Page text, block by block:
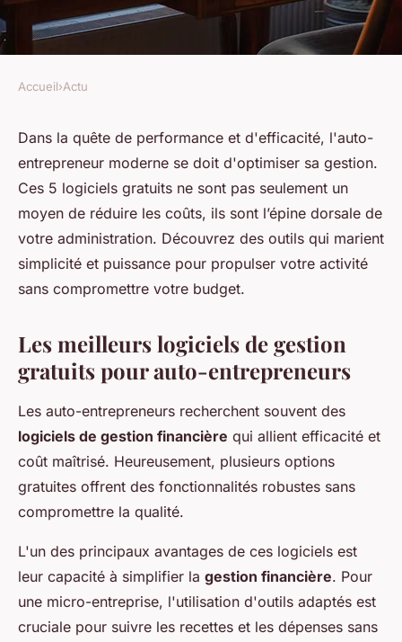
Top 5 logiciels gratuits pour
auto-entrepreneur
Pauline•29 avril 2024•2 min de lecture
Accueil›Actu
Dans la quête de performance et d'efficacité, l'auto-
entrepreneur moderne se doit d'optimiser sa gestion.
Ces 5 logiciels gratuits ne sont pas seulement un
moyen de réduire les coûts, ils sont l’épine dorsale de
votre administration. Découvrez des outils qui marient
simplicité et puissance pour propulser votre activité
sans compromettre votre budget.
Les meilleurs logiciels de gestion
gratuits pour auto-entrepreneurs
Les auto-entrepreneurs recherchent souvent des
logiciels de gestion financière qui allient efficacité et
coût maîtrisé. Heureusement, plusieurs options
gratuites offrent des fonctionnalités robustes sans
compromettre la qualité.
L'un des principaux avantages de ces logiciels est
leur capacité à simplifier la gestion financière. Pour
une micro-entreprise, l'utilisation d'outils adaptés est
cruciale pour suivre les recettes et les dépenses sans